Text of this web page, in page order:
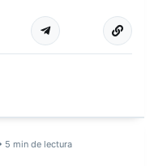
Más
5 min de lectura